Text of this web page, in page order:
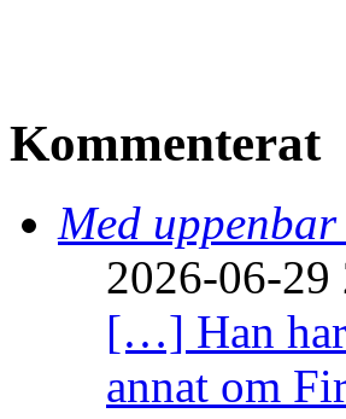
Kommenterat
Med
2026-06-29
[…] Han har
annat om